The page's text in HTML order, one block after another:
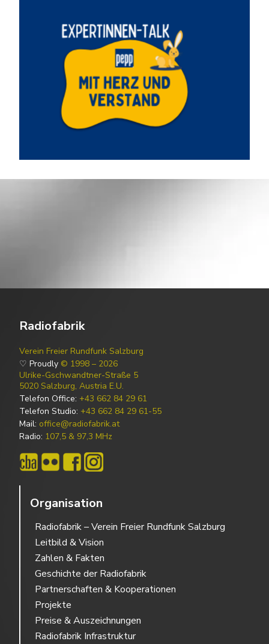
Radiofabrik
Verein Freier Rundfunk Salzburg
♡ Proudly © 1998 – 2026
Ulrike-Gschwandtner-Straße 5
5020 Salzburg, Austria E.U.
Telefon Office: +43 662 84 29 61
Telefon Studio: +43 662 84 29 61-55
Mail: office@radiofabrik.at
Radio: 107,5 & 97,3 MHz
Organisation
Radiofabrik – Verein Freier Rundfunk Salzburg
Leitbild & Vision
Zahlen & Fakten
Geschichte der Radiofabrik
Partnerschaften & Kooperationen
Projekte
Preise & Auszeichnungen
Radiofabrik Infrastruktur